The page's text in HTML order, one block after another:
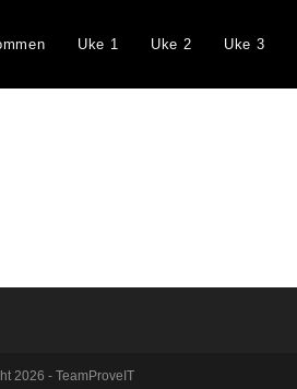
Uke 1 Uke 2 Uke 3
2026 - TeamProveIT